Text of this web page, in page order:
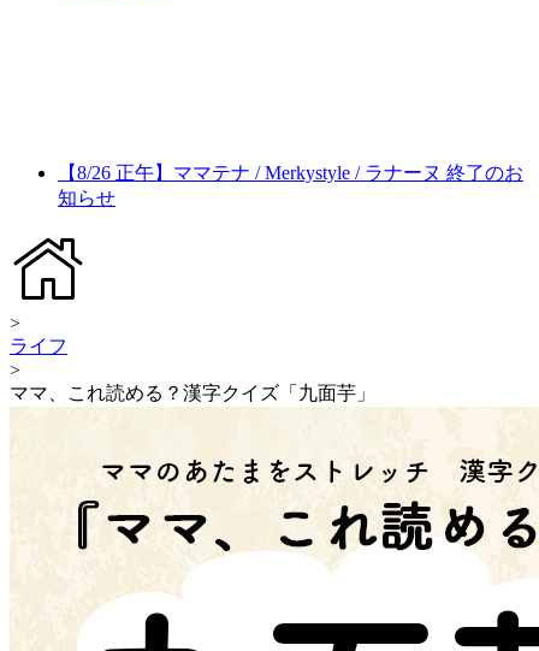
【8/26 正午】ママテナ / Merkystyle / ラナーヌ 終了のお
知らせ
>
ライフ
>
ママ、これ読める？漢字クイズ「九面芋」